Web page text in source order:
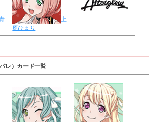
上
原ひまり
レ）カード一覧